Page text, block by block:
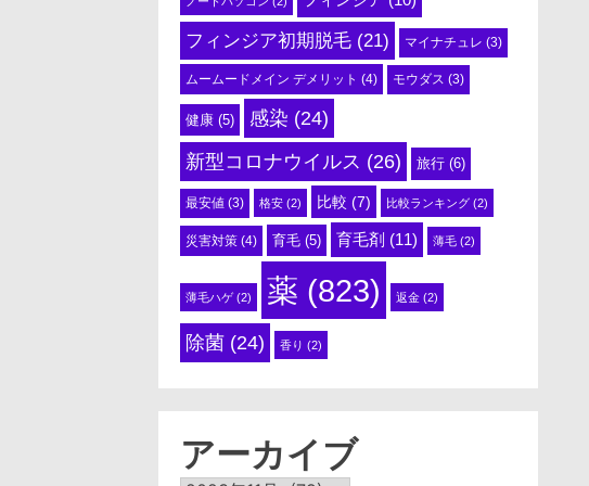
フィンジア初期脱毛 (21) マイナチュレ (3)
ムームードメイン デメリット (4) モウダス (3)
健康 (5) 感染 (24)
新型コロナウイルス (26) 旅行 (6)
最安値 (3) 格安 (2) 比較 (7) 比較ランキング (2)
災害対策 (4) 育毛 (5) 育毛剤 (11) 薄毛 (2)
薄毛ハゲ(2) 薬 (823) 返金 (2)
除菌 (24) 香り (2)
アーカイブ